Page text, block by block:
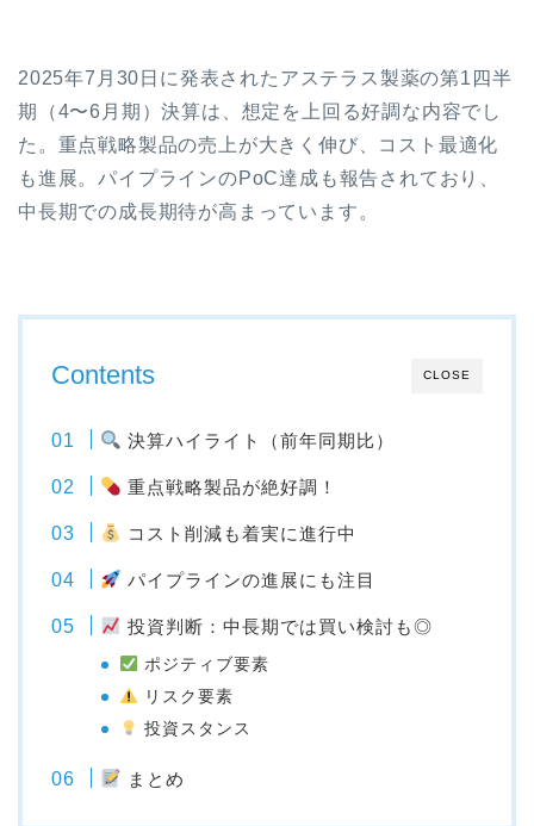
2025年7月30日に発表されたアステラス製薬の第1四半
期（4〜6月期）決算は、想定を上回る好調な内容でし
た。重点戦略製品の売上が大きく伸び、コスト最適化
も進展。パイプラインのPoC達成も報告されており、
中長期での成長期待が高まっています。
CLOSE
Contents
決算ハイライト（前年同期比）
重点戦略製品が絶好調！
コスト削減も着実に進行中
パイプラインの進展にも注目
投資判断：中長期では買い検討も◎
ポジティブ要素
リスク要素
投資スタンス
まとめ